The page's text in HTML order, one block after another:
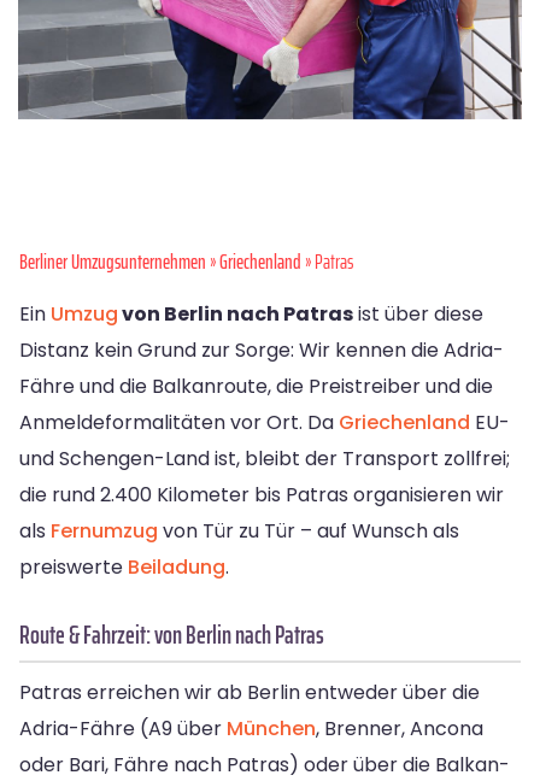
Berliner Umzugsunternehmen»Griechenland» Patras
Ein Umzugvon Berlin nach Patrasist über diese
Distanz kein Grund zur Sorge: Wir kennen die Adria-
Fähre und die Balkanroute, die Preistreiber und die
Anmeldeformalitäten vor Ort. Da Griechenland EU-
und Schengen-Land ist, bleibt der Transport zollfrei;
die rund 2.400 Kilometer bis Patras organisieren wir
als Fernumzug von Tür zu Tür – auf Wunsch als
preiswerte Beiladung.
Route & Fahrzeit: von Berlin nach Patras
Patras erreichen wir ab Berlin entweder über die
Adria-Fähre (A9 über München, Brenner, Ancona
oder Bari, Fähre nach Patras) oder über die Balkan-